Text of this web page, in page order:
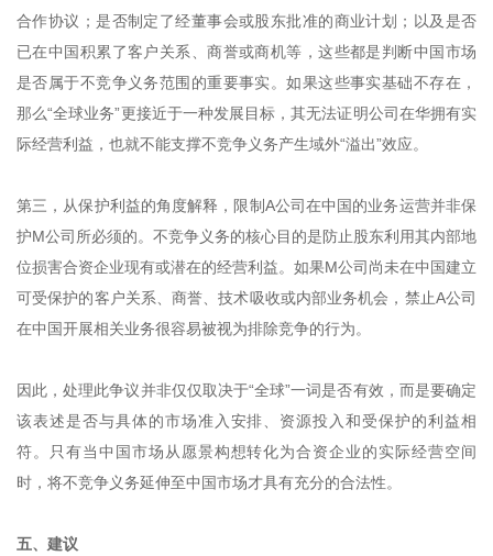
合作协议；是否制定了经董事会或股东批准的商业计划；以及是否
已在中国积累了客户关系、商誉或商机等，这些都是判断中国市场
是否属于不竞争义务范围的重要事实。如果这些事实基础不存在，
那么“全球业务”更接近于一种发展目标，其无法证明公司在华拥有实
际经营利益，也就不能支撑不竞争义务产生域外“溢出”效应。
第三，从保护利益的角度解释，限制A公司在中国的业务运营并非保
护M公司所必须的。不竞争义务的核心目的是防止股东利用其内部地
位损害合资企业现有或潜在的经营利益。如果M公司尚未在中国建立
可受保护的客户关系、商誉、技术吸收或内部业务机会，禁止A公司
在中国开展相关业务很容易被视为排除竞争的行为。
因此，处理此争议并非仅仅取决于“全球”一词是否有效，而是要确定
该表述是否与具体的市场准入安排、资源投入和受保护的利益相
符。只有当中国市场从愿景构想转化为合资企业的实际经营空间
时，将不竞争义务延伸至中国市场才具有充分的合法性。
五、建议